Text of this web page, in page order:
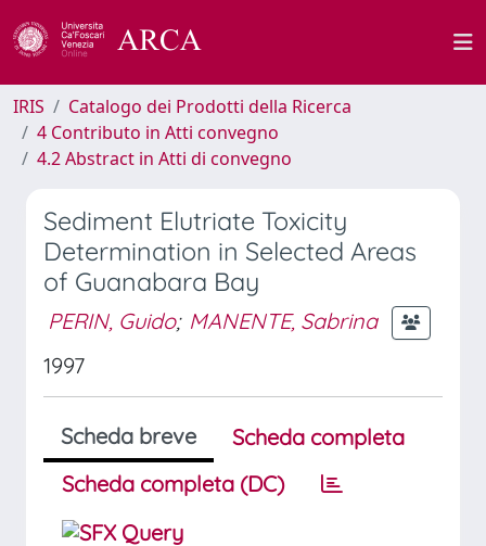
IRIS
Catalogo dei Prodotti della Ricerca
4 Contributo in Atti convegno
4.2 Abstract in Atti di convegno
Sediment Elutriate Toxicity
Determination in Selected Areas
of Guanabara Bay
PERIN, Guido; MANENTE, Sabrina
1997
Scheda breve
Scheda completa
Scheda completa (DC)